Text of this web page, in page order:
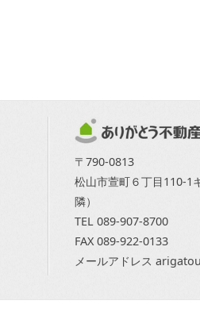
〒790-0813
松山市萱町６丁目110-1
隣）
TEL 089-907-8700
FAX 089-922-0133
メールアドレス